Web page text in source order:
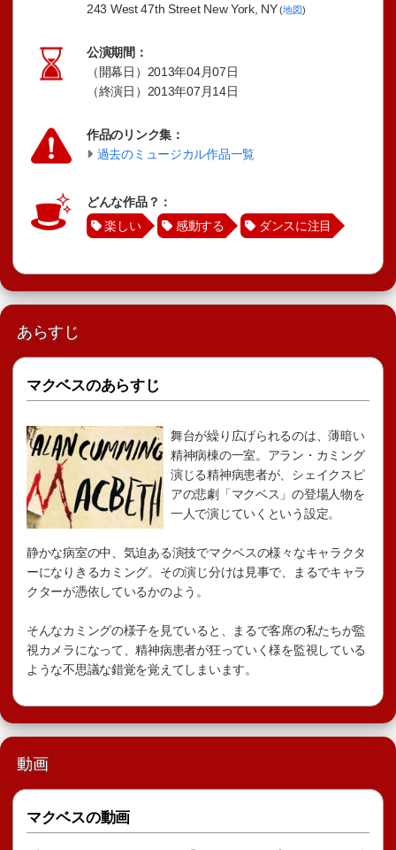
243 West 47th Street New York, NY(地図)
公演期間：
（開幕日）2013年04月07日
（終演日）2013年07月14日
作品のリンク集：
過去のミュージカル作品一覧
どんな作品？：
楽しい
感動する ダンスに注目
あらすじ
マクベスのあらすじ
舞台が繰り広げられるのは、薄暗い
精神病棟の一室。アラン・カミング
演じる精神病患者が、シェイクスピ
アの悲劇「マクベス」の登場人物を
一人で演じていくという設定。
静かな病室の中、気迫ある演技でマクベスの様々なキャラクタ
ーになりきるカミング。その演じ分けは見事で、まるでキャラ
クターが憑依しているかのよう。
そんなカミングの様子を見ていると、まるで客席の私たちが監
視カメラになって、精神病患者が狂っていく様を監視している
ような不思議な錯覚を覚えてしまいます。
動画
マクベスの動画